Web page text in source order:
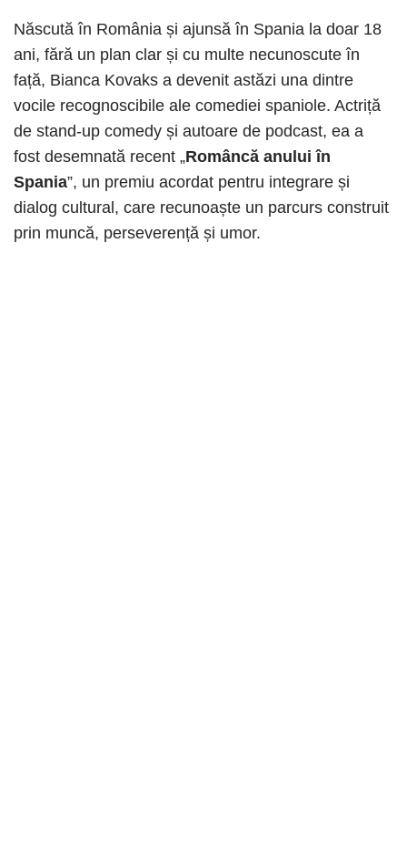
Născută în România și ajunsă în Spania la doar 18
ani, fără un plan clar și cu multe necunoscute în
față, Bianca Kovaks a devenit astăzi una dintre
vocile recognoscibile ale comediei spaniole. Actriță
de stand-up comedy și autoare de podcast, ea a
fost desemnată recent „Româncă anului în
Spania”, un premiu acordat pentru integrare și
dialog cultural, care recunoaște un parcurs construit
prin muncă, perseverență și umor.